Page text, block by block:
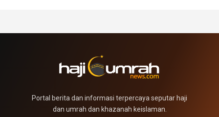
Portal berita dan informasi terpercaya seputar haji
dan umrah dan khazanah keislaman.